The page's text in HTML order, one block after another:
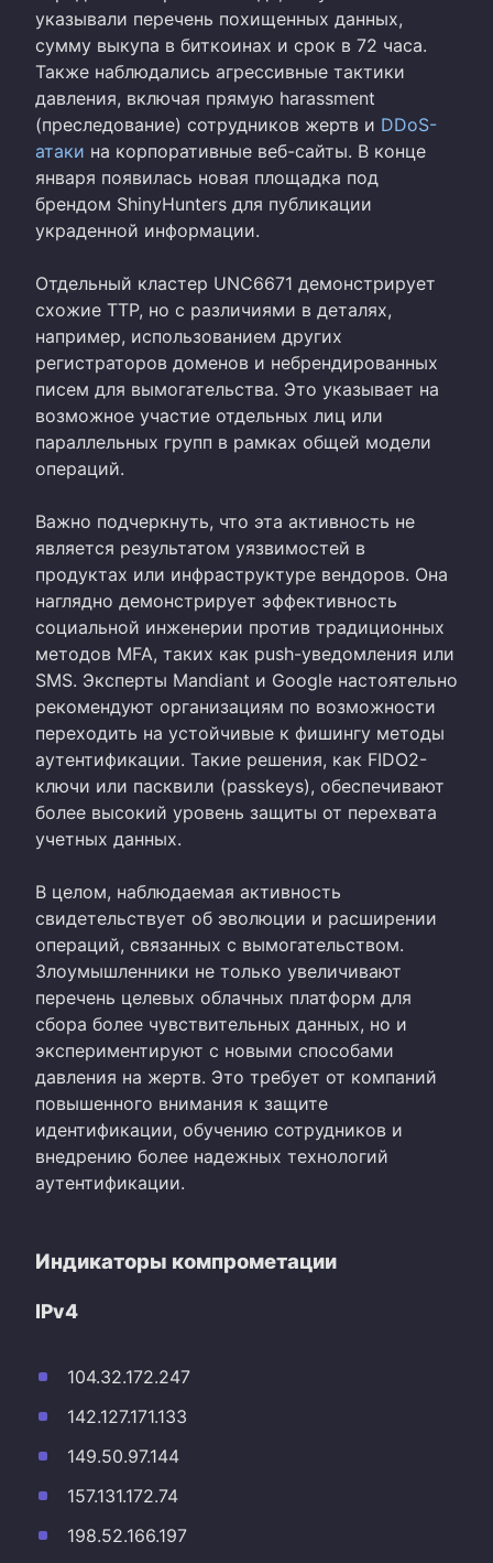
указывали перечень похищенных данных,
сумму выкупа в биткоинах и срок в 72 часа.
Также наблюдались агрессивные тактики
давления, включая прямую harassment
(преследование) сотрудников жертв и DDoS-
атаки на корпоративные веб-сайты. В конце
января появилась новая площадка под
брендом ShinyHunters для публикации
украденной информации.
Отдельный кластер UNC6671 демонстрирует
схожие TTP, но с различиями в деталях,
например, использованием других
регистраторов доменов и небрендированных
писем для вымогательства. Это указывает на
возможное участие отдельных лиц или
параллельных групп в рамках общей модели
операций.
Важно подчеркнуть, что эта активность не
является результатом уязвимостей в
продуктах или инфраструктуре вендоров. Она
наглядно демонстрирует эффективность
социальной инженерии против традиционных
методов MFA, таких как push-уведомления или
SMS. Эксперты Mandiant и Google настоятельно
рекомендуют организациям по возможности
переходить на устойчивые к фишингу методы
аутентификации. Такие решения, как FIDO2-
ключи или пасквили (passkeys), обеспечивают
более высокий уровень защиты от перехвата
учетных данных.
В целом, наблюдаемая активность
свидетельствует об эволюции и расширении
операций, связанных с вымогательством.
Злоумышленники не только увеличивают
перечень целевых облачных платформ для
сбора более чувствительных данных, но и
экспериментируют с новыми способами
давления на жертв. Это требует от компаний
повышенного внимания к защите
идентификации, обучению сотрудников и
внедрению более надежных технологий
аутентификации.
Индикаторы компрометации
IPv4
104.32.172.247
142.127.171.133
149.50.97.144
157.131.172.74
198.52.166.197